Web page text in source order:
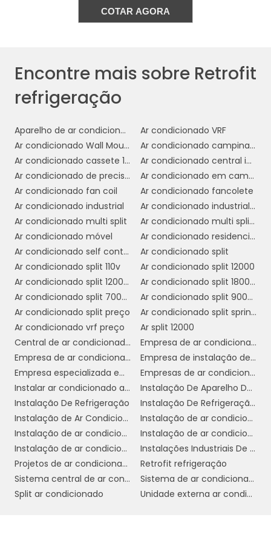
. Ao adotar refrigerantes de baixo
impacto e componentes que reduzem o
regulamentações ambientais vigentes.
Em resumo, o retrofit em refrigeração é uma
estratégia eficaz para empresas que buscam
modernizar suas operações, economizar
recursos e contribuir para um futuro mais
sustentável.
BENEFÍCIOS DO RETROFIT
PARA SISTEMAS
COMERCIAIS
O retrofit em sistemas de refrigeração
comerciais oferece uma série de benefícios
que vão além da simples atualização
tecnológica. Um dos principais é aredução
significativa nos custos operacionais
Com a substituição de componentes
obsoletos por alternativas mais eficientes, as
empresas conseguem diminuir o consumo de
energia, resultando em economias
consideráveis nas contas de eletricidade.
Além disso, o retrofit possibilita amelhoria da
eficiência operacional
. Sistemas atualizados
funcionam de forma mais eficaz, reduzindo o
tempo de inatividade e os custos de
manutenção. Isso é crucial para operações
comerciais que dependem de refrigeração
contínua, como supermercados e
COTAR AGORA
Encontre mais sobre Retrofit
refrigeração
Aparelho de ar condicionado multi Split
Ar condicionado VRF
Ar condicionado Wall Mounted
Ar condicionado campinas preço
Ar condicionado cassete 1 via
Ar condicionado central industrial
Ar condicionado de precisão
Ar condicionado em campinas instalação
Ar condicionado fan coil
Ar condicionado fancolete
Ar condicionado industrial
Ar condicionado industrial campinas
Ar condicionado multi split
Ar condicionado multi split comprar
Ar condicionado móvel
Ar condicionado residencial
Ar condicionado self contained preço
Ar condicionado split
Ar condicionado split 110v
Ar condicionado split 12000
Ar condicionado split 12000 btus inverter
Ar condicionado split 1800 btus
Ar condicionado split 7000 btus
Ar condicionado split 9000 btus inverter
Ar condicionado split preço
Ar condicionado split springer
Ar condicionado vrf preço
Ar split 12000
Central de ar condicionado industrial
Empresa de ar condicionado central
Empresa de ar condicionado em cosmópolis
Empresa de instalação de ar condicionado em sp
Empresa especializada em ar condicionado em sp
Empresas de ar condicionado sp
Instalar ar condicionado americana
Instalação De Aparelho De Refrigeração
Instalação De Refrigeração
Instalação De Refrigeração Em Sp
Instalação de Ar Condicionado
Instalação de ar condicionado campinas
Instalação de ar condicionado daikin
Instalação de ar condicionado em sp
Instalação de ar condicionado fujitsu
Instalações Industriais De Refrigeração
Projetos de ar condicionado
Retrofit refrigeração
Sistema central de ar condicionado
Sistema de ar condicionado industrial
Split ar condicionado
Unidade externa ar condicionado